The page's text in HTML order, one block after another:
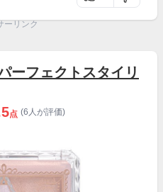
ーリンク
ーフェクトスタイリ
点 (6人が評価)